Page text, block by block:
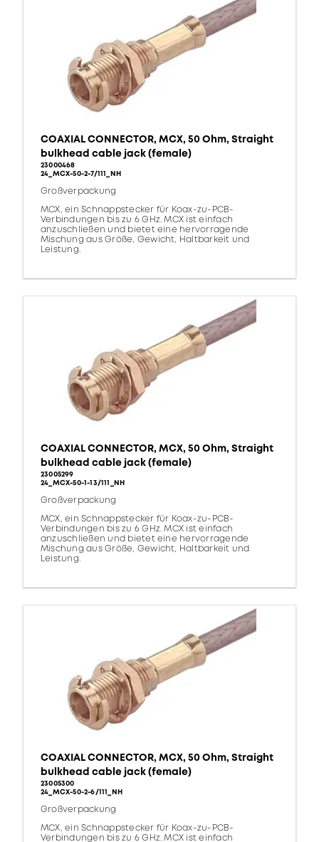
COAXIAL CONNECTOR, MCX, 50 Ohm, Straight
bulkhead cable jack (female)
23000468
24_MCX-50-2-7/111_NH
Großverpackung
MCX, ein Schnappstecker für Koax-zu-PCB-
Verbindungen bis zu 6 GHz. MCX ist einfach
anzuschließen und bietet eine hervorragende
Mischung aus Größe, Gewicht, Haltbarkeit und
Leistung.
COAXIAL CONNECTOR, MCX, 50 Ohm, Straight
bulkhead cable jack (female)
23005299
24_MCX-50-1-13/111_NH
Großverpackung
MCX, ein Schnappstecker für Koax-zu-PCB-
Verbindungen bis zu 6 GHz. MCX ist einfach
anzuschließen und bietet eine hervorragende
Mischung aus Größe, Gewicht, Haltbarkeit und
Leistung.
COAXIAL CONNECTOR, MCX, 50 Ohm, Straight
bulkhead cable jack (female)
23005300
24_MCX-50-2-6/111_NH
Großverpackung
MCX, ein Schnappstecker für Koax-zu-PCB-
Verbindungen bis zu 6 GHz. MCX ist einfach